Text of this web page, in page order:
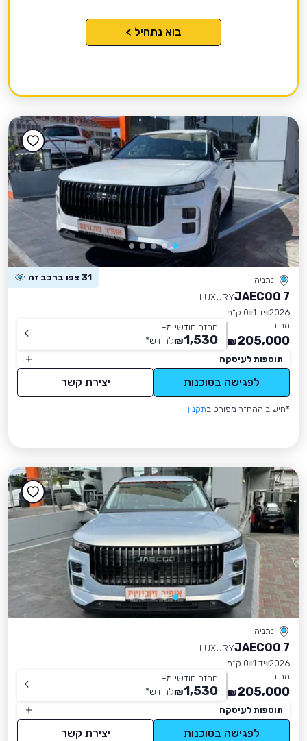
בוא נתחיל >
נתניה 31 צפו ברכב זה
JAECOO 7
LUXURY
2026 יד 1
0 ק״מ
מחיר
205,000
₪
החזר חודשי מ-
1,530
₪לחודש*
תוספות לעיסקה
לפגישה בסוכנות יצירת קשר
*חישוב ההחזר מפורט בתקנון
נתניה
JAECOO 7
LUXURY
2026 יד 1
0 ק״מ
מחיר
205,000
₪
החזר חודשי מ-
1,530
₪לחודש*
תוספות לעיסקה
לפגישה בסוכנות יצירת קשר